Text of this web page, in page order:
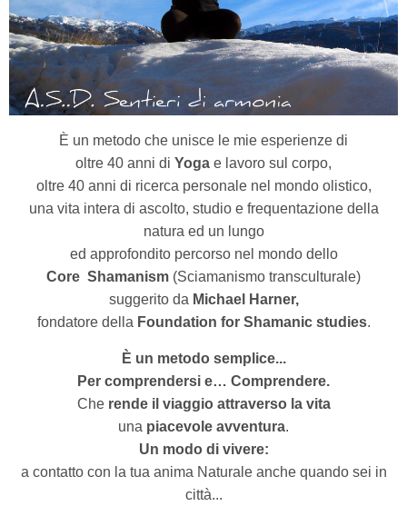
È un metodo che unisce le mie esperienze di
oltre 40 anni di Yoga e lavoro sul corpo,
oltre 40 anni di ricerca personale nel mondo olistico,
una vita intera di ascolto, studio e frequentazione della
natura ed un lungo
ed approfondito percorso nel mondo dello
Core Shamanism (Sciamanismo transculturale)
suggerito da Michael Harner,
fondatore della Foundation for Shamanic studies.
È un metodo semplice...
Per comprendersi e… Comprendere.
Che rende il viaggio attraverso la vita
una piacevole avventura.
Un modo di vivere:
a contatto con la tua anima Naturale anche quando sei in
città...